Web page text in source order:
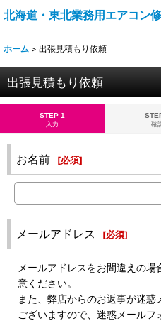
北海道・東北業務用エアコン
ホーム > 出張見積もり依頼
出張見積もり依頼
STEP 1
入力
確
お名前 [必須]
メールアドレス [必須]
メールアドレスをお間違えの
意ください。
また、弊店からのお返事が迷
ございますので、迷惑メールフ